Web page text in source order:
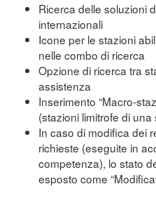
Ricerca delle soluzioni
internazionali
Icone per le stazioni
nelle combo di ricerca
Opzione di ricerca tra
assistenza
Inserimento “Macro-
(stazioni limitrofe di
In caso di modifica dei
richieste (eseguite in
competenza), lo stato
esposto come